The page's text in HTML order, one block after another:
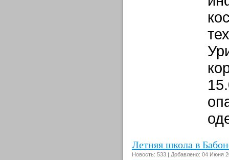
Летняя школа в
Новость: 533 | Добавлено: 04 Июня